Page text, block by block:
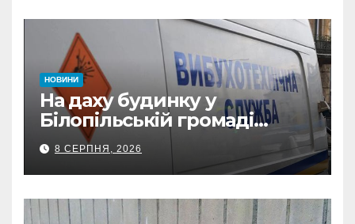
НОВИНИ
На даху будинку у
Білопільській громаді
знайшли 120-мм міну
8 СЕРПНЯ, 2026